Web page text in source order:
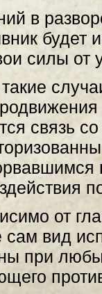
в
будет
силы от
связь
от
вид
при